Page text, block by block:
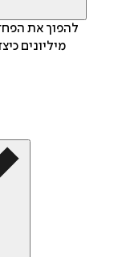
להפוך את
מיליונים